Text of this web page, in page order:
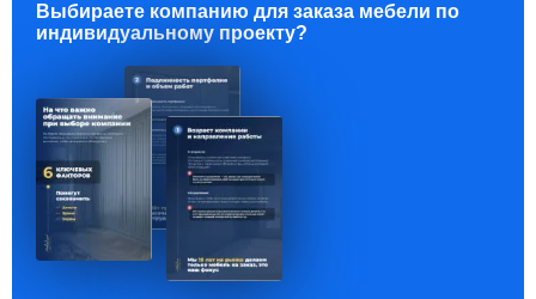
Выбираете компанию для заказа мебели по
индивидуальному проекту?